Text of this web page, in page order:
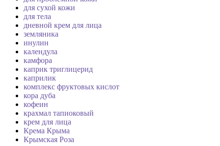
для сухой кожи
для тела
дневной крем для лица
земляника
инулин
календула
камфора
каприк триглицерид
каприлик
комплекс фруктовых кислот
кора дуба
кофеин
крахмал тапиоковый
крем для лица
Крема Крыма
Крымская Роза